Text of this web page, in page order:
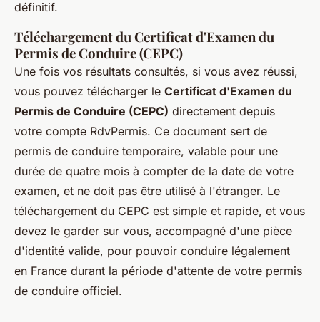
définitif.
Téléchargement du Certificat d'Examen du
Permis de Conduire (CEPC)
Une fois vos résultats consultés, si vous avez réussi,
vous pouvez télécharger le Certificat d'Examen du
Permis de Conduire (CEPC) directement depuis
votre compte RdvPermis. Ce document sert de
permis de conduire temporaire, valable pour une
durée de quatre mois à compter de la date de votre
examen, et ne doit pas être utilisé à l'étranger. Le
téléchargement du CEPC est simple et rapide, et vous
devez le garder sur vous, accompagné d'une pièce
d'identité valide, pour pouvoir conduire légalement
en France durant la période d'attente de votre permis
de conduire officiel.